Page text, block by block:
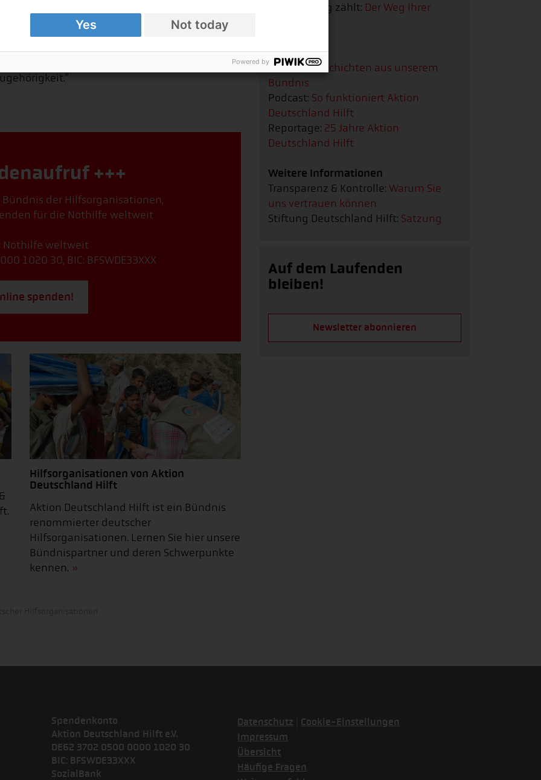
Provokation wahrgenommen wird", sagt
Lokalisierung humanitärer Hilfe, dass örtliche
werden als Außenstehende, zum
+++
der Hilfsorganisationen,
für die Nothilfe weltweit
Nothilfe weltweit
1020 30, BIC: BFSWDE33XXX
spenden!
Hilfsorganisationen von Aktion
Deutschland Hilft
Aktion Deutschland Hilft ist ein Bündnis
renommierter deutscher
Hilfsorganisationen. Lernen Sie hier unsere
Bündnispartner und deren Schwerpunkte
kennen.
Jeder Beitrag zählt: Der Weg Ihrer
Multimedia
Podcast:Geschichten aus unserem
Bündnis
Podcast: So funktioniert Aktion
Deutschland Hilft
Reportage: 25 Jahre Aktion
Deutschland Hilft
Weitere Informationen
Transparenz & Kontrolle: Warum Sie
uns vertrauen können
Stiftung Deutschland Hilft: Satzung
Auf dem Laufenden
bleiben!
Newsletter abonnieren
Spendenkonto
Aktion Deutschland Hilft e.V.
DE62 3702 0500 0000 1020 30
BIC: BFSWDE33XXX
SozialBank
Datenschutz
Cookie-Einstellungen
Impressum
Übersicht
Häufige Fragen
Yes Not today
Powered by